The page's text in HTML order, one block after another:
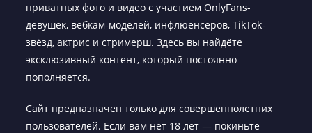
приватных фото и видео с участием OnlyFans-
девушек, вебкам-моделей, инфлюенсеров, TikTok-
звёзд, актрис и стримерш. Здесь вы найдёте
эксклюзивный контент, который постоянно
пополняется.
Сайт предназначен только для совершеннолетних
пользователей. Если вам нет 18 лет — покиньте